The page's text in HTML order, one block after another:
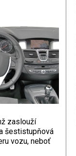
zaslouží
šestistupňová
vozu, neboť